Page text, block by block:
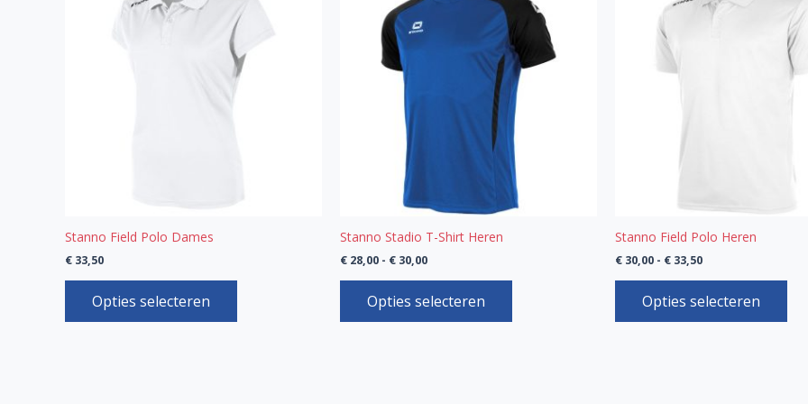
Stanno Field Polo Dames
€ 33,50
Opties selecteren
heeft
meerdere
variaties.
Deze
Stanno Stadio T-Shirt Heren
€ 28,00 - € 30,00
Opties selecteren
heeft
meerdere
variaties.
Deze
optie
kan
gekozen
worden
op
de
Stanno Field Polo Heren
€ 30,00 - € 33,50
€ 33,50
Opties selecteren
heeft
Deze